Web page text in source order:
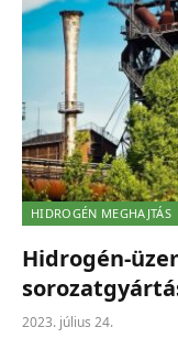
HIDROGÉN MEGHAJTÁS
Hidrogén-
2023. július 24.